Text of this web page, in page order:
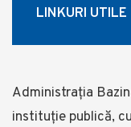
LINKURI UTILE
Administrația
instituție publică,